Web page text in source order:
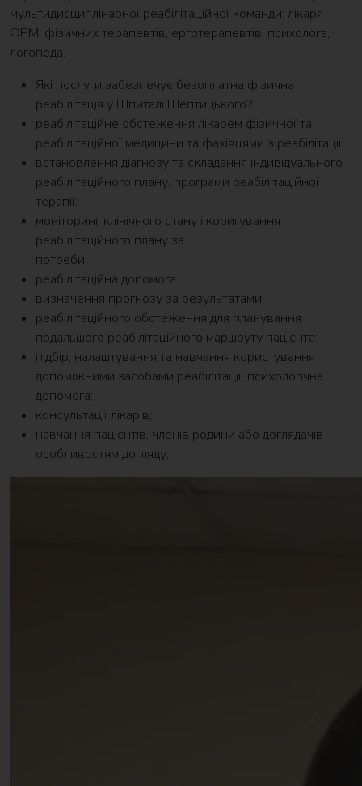
мультидисциплінарної реабілітаційної команди: лікаря
ФРМ, фізичних терапевтів, ерготерапевтів, психолога,
логопеда.
Які послуги забезпечує безоплатна фізична
реабілітація у Шпиталі Шептицького?
реабілітаційне обстеження лікарем фізичної та
реабілітаційної медицини та фахівцями з реабілітації;
встановлення діагнозу та складання індивідуального
реабілітаційного плану, програми реабілітаційної
терапії;
моніторинг клінічного стану і коригування
реабілітаційного плану за
потреби;
реабілітаційна допомога;
визначення прогнозу за результатами
реабілітаційного обстеження для планування
подальшого реабілітаційного маршруту пацієнта;
підбір, налаштування та навчання користування
допоміжними засобами реабілітації; психологічна
допомога;
консультації лікарів;
навчання пацієнтів, членів родини або доглядачів
особливостям догляду;